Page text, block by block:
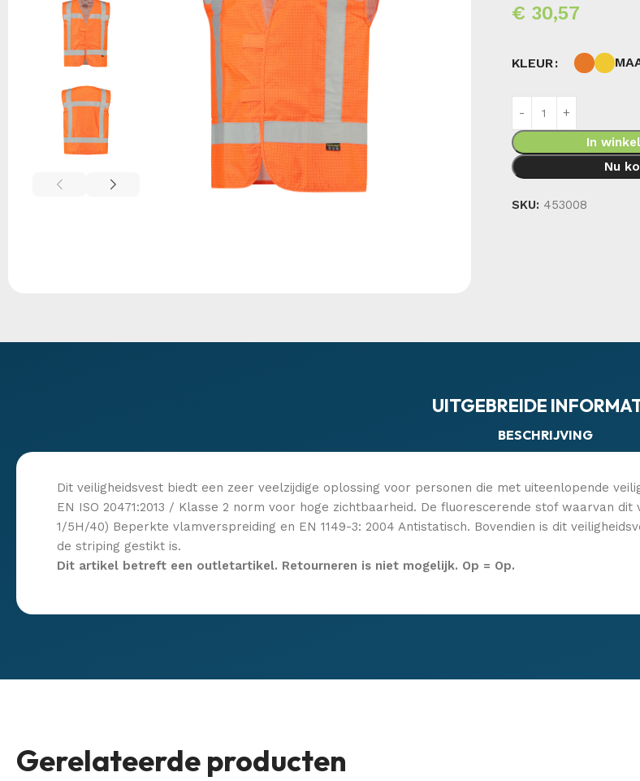
€ 30,57
KLEUR
In
Nu
SKU: 453008
UITGEBREIDE
BESCHRIJVING
Dit veiligheidsvest biedt een zeer veelzijdige oplossing voor personen die met uiteenlopende
EN ISO 20471:2013 / Klasse 2 norm voor hoge zichtbaarheid. De fluorescerende stof waarvan
1/5H/40) Beperkte vlamverspreiding en EN 1149-3: 2004 Antistatisch. Bovendien is dit
de striping gestikt is.
Dit artikel betreft een outletartikel. Retourneren is niet mogelijk. Op = Op.
Gerelateerde producten